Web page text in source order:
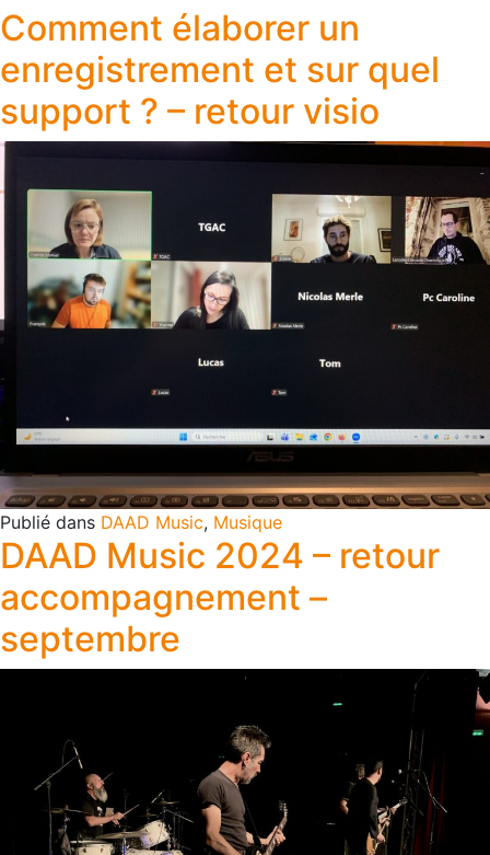
Comment élaborer un
enregistrement et sur quel
support ? – retour visio
Publié dans DAAD Music, Musique
DAAD Music 2024 – retour
accompagnement –
septembre